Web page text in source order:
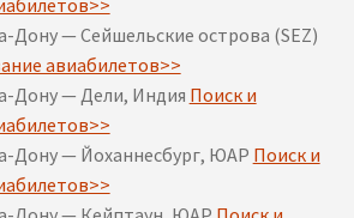
Дону — Сейшельские острова (SEZ)
авиабилетов>>
Дону — Дели, Индия Поиск и
Дону — Йоханнесбург, ЮАР Поиск и